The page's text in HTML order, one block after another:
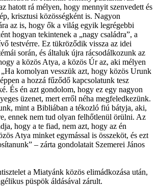
hatott rá mélyen, hogy mennyit szenvedett és
krisztusi közösségként is. Nagyon
az is, hogy ők a világ egyik legrégebbi
hogyan tekintenek a „nagy családra”, a
testvérre. Ez tükröződik vissza az idei
során, és általuk újra rácsodálkozunk az
a közös Atya, a közös Úr az, aki mélyen
komolyan vesszük azt, hogy közös Urunk
a hozzá fűződő kapcsolatunk tesz
És én azt gondolom, hogy ez egy nagyon
üzenet, mert erről néha megfeledkezünk.
mint a Bibliában a tékozló fiú bátyja, aki,
ennek nem tud olyan felhőtlenül örülni. Az
hogy a te fiad, nem azt, hogy az én
Atya minket egymással is összeköt, és ezt
– zárta gondolatait Szemerei János
a Miatyánk közös elimádkozása után,
püspök áldásával zárult.